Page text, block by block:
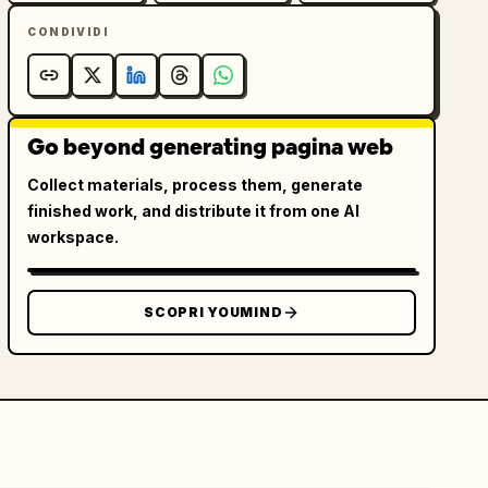
CONDIVIDI
Go beyond generating pagina web
Collect materials, process them, generate
finished work, and distribute it from one AI
workspace.
SCOPRI YOUMIND